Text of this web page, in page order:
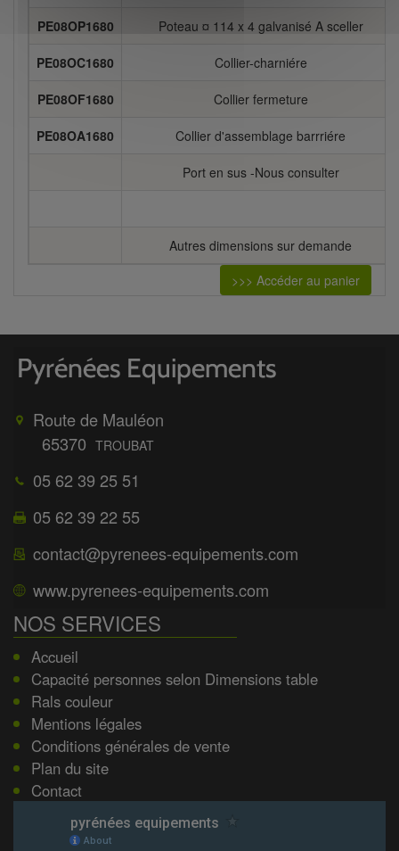
PE08OP1680 Poteau ¤ 114 x 4 galvanisé A sceller
PE08OC1680 Collier-charniére
PE08OF1680 Collier fermeture
PE08OA1680 Collier d'assemblage barrriére
Port en sus -Nous consulter
Autres dimensions sur demande
>>> Accéder au panier
Route de Mauléon
65370 TROUBAT
05 62 39 25 51
05 62 39 22 55
contact@pyrenees-equipements.com
www.pyrenees-equipements.com
NOS SERVICES
Accueil
Capacité personnes selon Dimensions table
Rals couleur
Mentions légales
Conditions générales de vente
Plan du site
Contact